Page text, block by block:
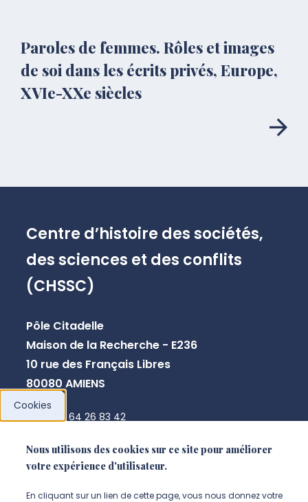
Paroles de femmes. Rôles et images
de soi dans les écrits privés, Europe,
XVIe-XXe siècles
Centre d’histoire des sociétés,
des sciences et des conflits
(CHSSC)
Pôle Citadelle
Maison de la Recherche - E236
10 rue des Français Libres
80080 AMIENS
+33 3 64 26 83 42
Cookies
Nous utilisons des cookies sur ce site pour améliorer
votre expérience d'utilisateur.
En cliquant sur un lien de cette page, vous nous donnez votre